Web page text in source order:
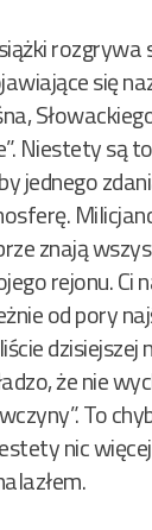
rozgrywa
się
Niestety są
jednego
znają
rejonu.
od pory
dzisiejszej
że nie
To
nic